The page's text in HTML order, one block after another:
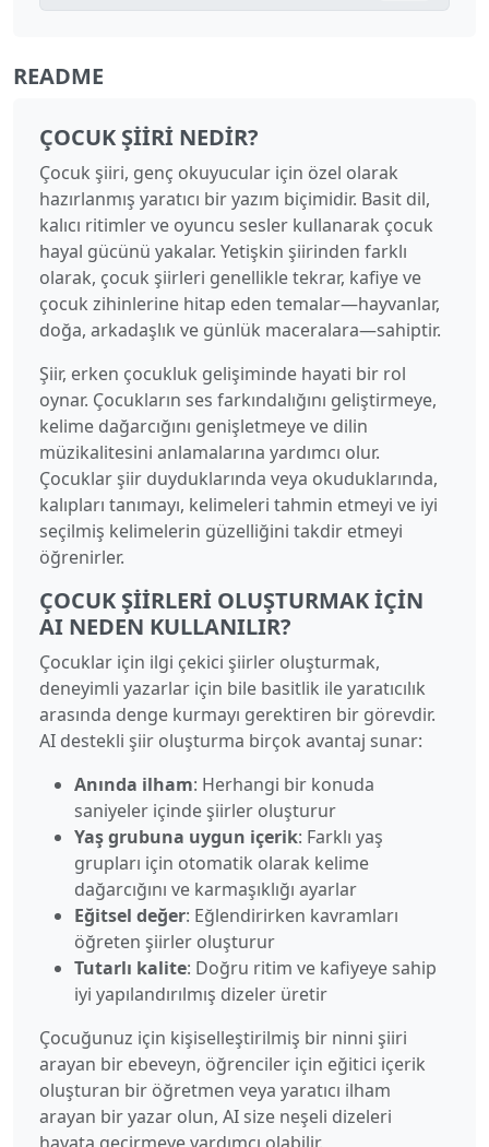
README
ÇOCUK ŞIIRI NEDIR?
Çocuk şiiri, genç okuyucular için özel olarak
hazırlanmış yaratıcı bir yazım biçimidir. Basit dil,
kalıcı ritimler ve oyuncu sesler kullanarak çocuk
hayal gücünü yakalar. Yetişkin şiirinden farklı
olarak, çocuk şiirleri genellikle tekrar, kafiye ve
çocuk zihinlerine hitap eden temalar—hayvanlar,
doğa, arkadaşlık ve günlük maceralara—sahiptir.
Şiir, erken çocukluk gelişiminde hayati bir rol
oynar. Çocukların ses farkındalığını geliştirmeye,
kelime dağarcığını genişletmeye ve dilin
müzikalitesini anlamalarına yardımcı olur.
Çocuklar şiir duyduklarında veya okuduklarında,
kalıpları tanımayı, kelimeleri tahmin etmeyi ve iyi
seçilmiş kelimelerin güzelliğini takdir etmeyi
öğrenirler.
ÇOCUK ŞIIRLERI OLUŞTURMAK İÇIN
AI NEDEN KULLANILIR?
Çocuklar için ilgi çekici şiirler oluşturmak,
deneyimli yazarlar için bile basitlik ile yaratıcılık
arasında denge kurmayı gerektiren bir görevdir.
AI destekli şiir oluşturma birçok avantaj sunar:
Anında ilham: Herhangi bir konuda
saniyeler içinde şiirler oluşturur
Yaş grubuna uygun içerik: Farklı yaş
grupları için otomatik olarak kelime
dağarcığını ve karmaşıklığı ayarlar
Eğitsel değer: Eğlendirirken kavramları
öğreten şiirler oluşturur
Tutarlı kalite: Doğru ritim ve kafiyeye sahip
iyi yapılandırılmış dizeler üretir
Çocuğunuz için kişiselleştirilmiş bir ninni şiiri
arayan bir ebeveyn, öğrenciler için eğitici içerik
oluşturan bir öğretmen veya yaratıcı ilham
arayan bir yazar olun, AI size neşeli dizeleri